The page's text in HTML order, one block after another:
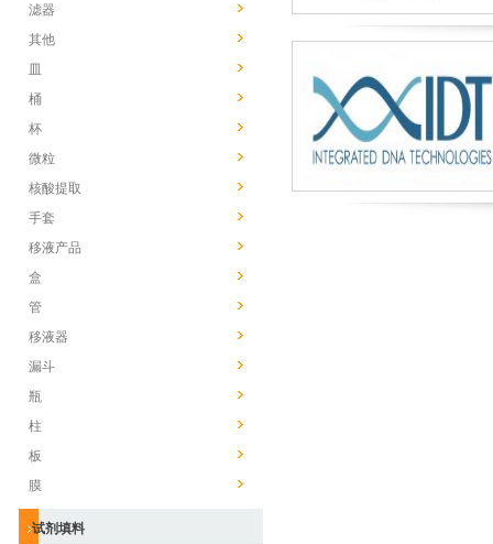
滤器
其他
皿
桶
杯
微粒
核酸提取
手套
移液产品
盒
管
移液器
漏斗
瓶
柱
板
膜
试剂填料